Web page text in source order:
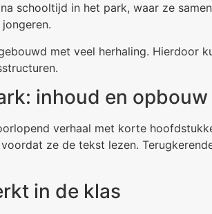
schooltijd in het park, waar ze
met veel herhaling. Hierdoor
inhoud en opbouw
verhaal met korte
ze de tekst lezen.
in de klas